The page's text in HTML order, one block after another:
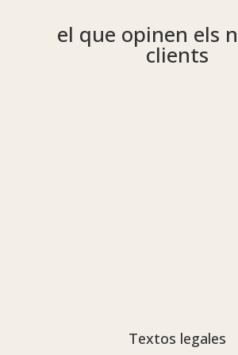
el que opinen els
clients
Textos legales